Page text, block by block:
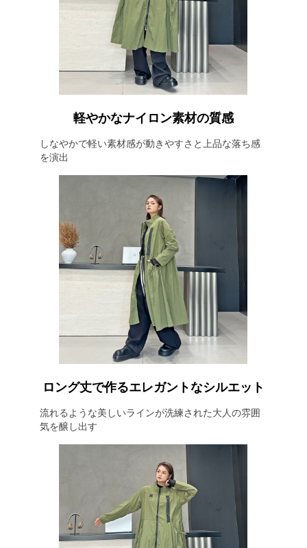
軽やかなナイロン素材の質感
しなやかで軽い素材感が動きやすさと上品な落ち感
を演出
ロング丈で作るエレガントなシルエット
流れるような美しいラインが洗練された大人の雰囲
気を醸し出す